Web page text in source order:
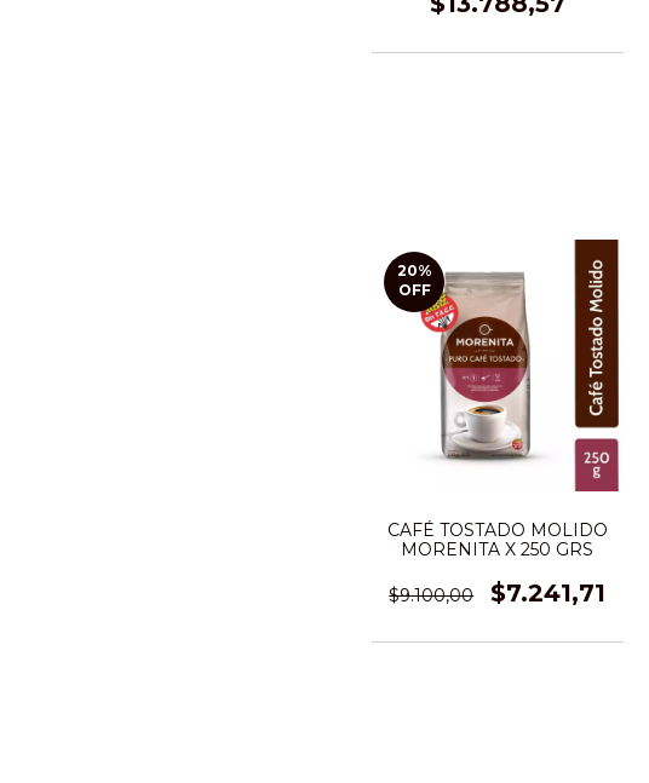
20%
OFF
CAFÉ TOSTADO MOLIDO
MORENITA X 250 GRS
$9.100,00 $7.241,71